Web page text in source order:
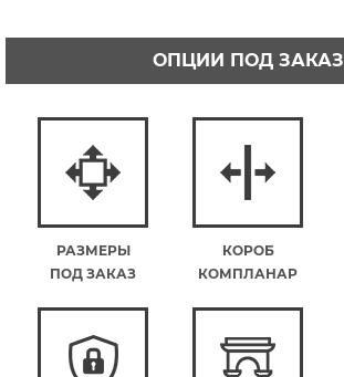
ОПЦИИ ПОД ЗАКАЗ
РАЗМЕРЫ
ПОД ЗАКАЗ
КОРОБ
КОМПЛАНАР